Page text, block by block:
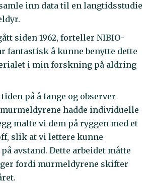
inn data til en langtidsstudie
siden 1962, forteller NIBIO-
fantastisk å kunne benytte dette
i min forskning på aldring
på å fange og observer
hadde individuelle
malte vi dem på ryggen med et
slik at vi lettere kunne
avstand. Dette arbeidet måtte
fordi murmeldyrene skifter